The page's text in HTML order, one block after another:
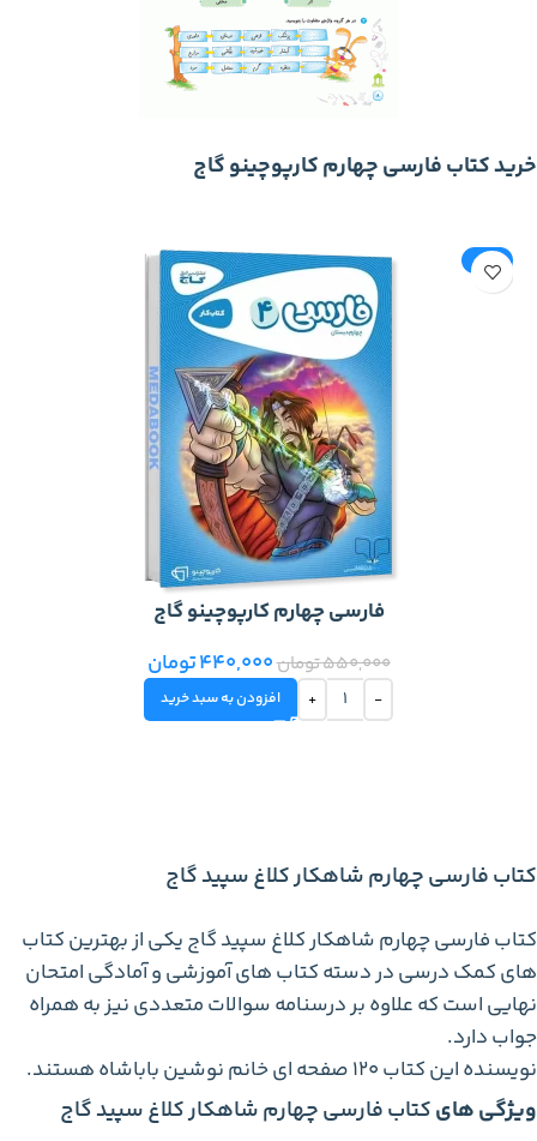
خرید کتاب فارسی چهارم کارپوچینو گاج
-20%
فارسی چهارم کارپوچینو گاج
550,000تومان440,000تومان
افزودن به سبد خرید
کتاب فارسی چهارم شاهکار کلاغ سپید گاج
کتاب فارسی چهارم شاهکار کلاغ سپید گاج یکی از بهترین کتاب
های کمک درسی در دسته کتاب های آموزشی و آمادگی امتحان
نهایی است که علاوه بر درسنامه سوالات متعددی نیز به همراه
جواب دارد.
نویسنده این کتاب 120 صفحه ای خانم نوشین باباشاه هستند.
ویژگی هایکتاب فارسی چهارم شاهکار کلاغ سپید گاج